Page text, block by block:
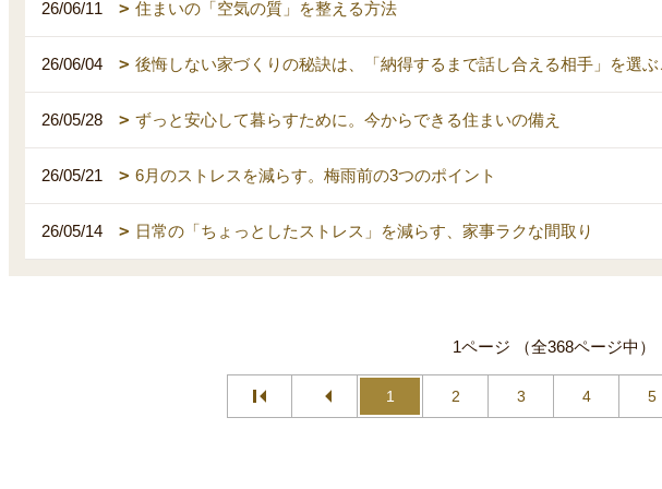
26/06/11 住まいの「空気の質」を整える方法
26/06/04 後悔しない家づくりの秘訣は、「納得するまで話し合える相手」を選
26/05/28 ずっと安心して暮らすために。今からできる住まいの備え
26/05/21 6月のストレスを減らす。梅雨前の3つのポイント
26/05/14 日常の「ちょっとしたストレス」を減らす、家事ラクな間取り
1ページ （全368ページ中）
1 2 3 4 5